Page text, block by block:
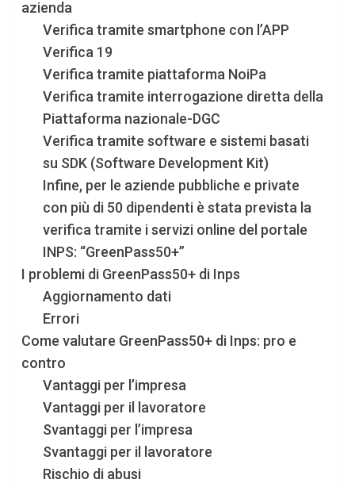
azienda
Verifica tramite smartphone con l’APP
Verifica 19
Verifica tramite piattaforma NoiPa
Verifica tramite interrogazione diretta della
Piattaforma nazionale-DGC
Verifica tramite software e sistemi basati
su SDK (Software Development Kit)
Infine, per le aziende pubbliche e private
con più di 50 dipendenti è stata prevista la
verifica tramite i servizi online del portale
INPS: “GreenPass50+”
I problemi di GreenPass50+ di Inps
Aggiornamento dati
Errori
Come valutare GreenPass50+ di Inps: pro e
contro
Vantaggi per l’impresa
Vantaggi per il lavoratore
Svantaggi per l’impresa
Svantaggi per il lavoratore
Rischio di abusi